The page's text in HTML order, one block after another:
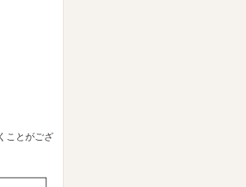
ことがござ